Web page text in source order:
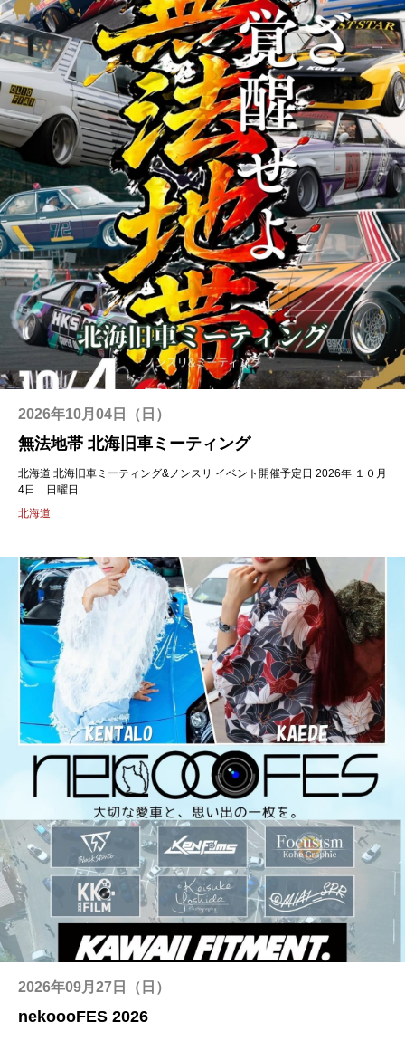
2026年10月04日（日）
無法地帯 北海旧車ミーティング
北海道 北海旧車ミーティング&ノンスリ イベント開催予定日 2026年 １０月
4日 日曜日
北海道
2026年09月27日（日）
nekoooFES 2026